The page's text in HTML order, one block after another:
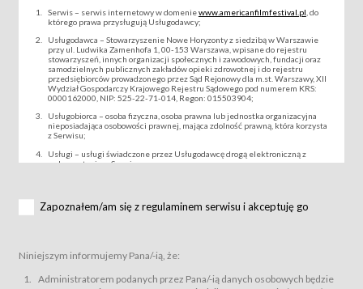
Serwis – serwis internetowy w domeniewww.americanfilmfestival.pl , do
którego prawa przysługują Usługodawcy;
Usługodawca – Stowarzyszenie Nowe Horyzonty z siedzibą w Warszawie
przy ul. Ludwika Zamenhofa 1, 00-153 Warszawa, wpisane do rejestru
stowarzyszeń, innych organizacji społecznych i zawodowych, fundacji oraz
samodzielnych publicznych zakładów opieki zdrowotnej i do rejestru
przedsiębiorców prowadzonego przez Sąd Rejonowy dla m.st. Warszawy, XII
Wydział Gospodarczy Krajowego Rejestru Sądowego pod numerem KRS:
0000162000, NIP: 525-22-71-014, Regon: 015503904;
Usługobiorca – osoba fizyczna, osoba prawna lub jednostka organizacyjna
nieposiadająca osobowości prawnej, mająca zdolność prawną, która korzysta
z Serwisu;
Usługi – usługi świadczone przez Usługodawcę drogą elektroniczną z
wykorzystaniem Serwisu;
za pośrednictwem Serwisu;
podmiotom z branży mediów i filmowej (Akredytacje);
Bilety – wybrane dokumenty potwierdzające zawarcie umowy z
Usługodawcą i uprawniające do wzięcia udziału w Wydarzeniu,
Zapoznałem/am się z regulaminem serwisu i akceptuję go
Niniejszym informujemy Pana/-ią, że:
Administratorem podanych przez Pana/-ią danych osobowych będzie